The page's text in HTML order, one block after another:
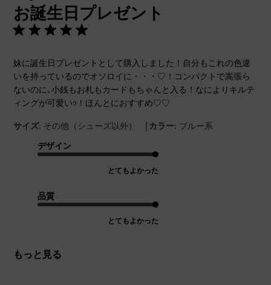
お誕生日プレゼント
妹に誕生日プレゼントとして購入しました！自分もこれの色違
いを持っているのでオソロイに・・・♡！コンパクトで嵩張ら
ないのに､小銭もお札もカードもちゃんと入る！なによりキルテ
ィングが可愛いｯ！ほんとにおすすめ♡♡
サイズ: その他（シューズ以外） | カラー: ブルー系
デザイン
とてもよかった
品質
とてもよかった
もっと見る